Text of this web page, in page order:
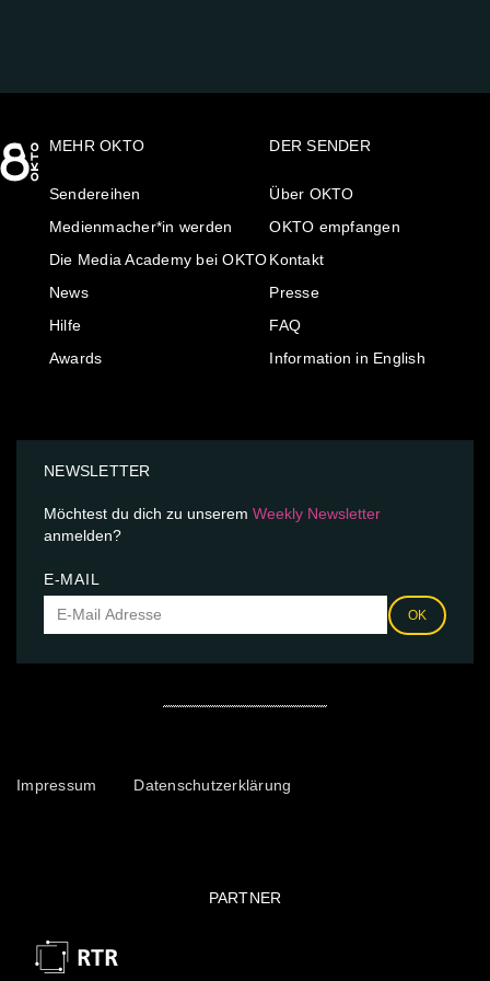
MEHR OKTO
Sendereihen
Medienmacher*in werden
Die Media Academy bei OKTO
News
Hilfe
Awards
DER SENDER
Über OKTO
OKTO empfangen
Kontakt
Presse
FAQ
Information in English
NEWSLETTER
Möchtest du dich zu unserem Weekly Newsletter
anmelden?
E-MAIL
OK
Impressum Datenschutzerklärung
PARTNER